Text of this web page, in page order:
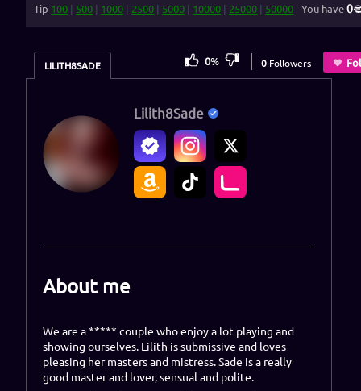
Tip 100 | 500 | 1000 | 2500 | 5000 | 10000 | 25000 | 50000 You have0
LILITH8SADE 0% 0 Followers
Lilith8Sade
About me
We are a ***** couple who enjoy a lot playing and
showing ourselves. Lilith is submissive and loves
pleasing her masters and mistress. Sade is a really
good master and lover, sensual and polite.